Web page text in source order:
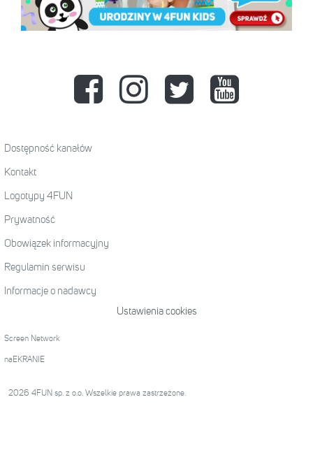
Dostępność kanałów
Kontakt
Logotypy 4FUN
Prywatność
Obowiązek informacyjny
Regulamin serwisu
Informacje o nadawcy
Ustawienia cookies
Screen Network
naEKRANIE
2026 4FUN sp. z o.o. Wszelkie prawa zastrzeżone.